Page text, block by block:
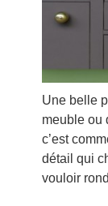
Une belle
meuble ou
c’est
détail qui
vouloir